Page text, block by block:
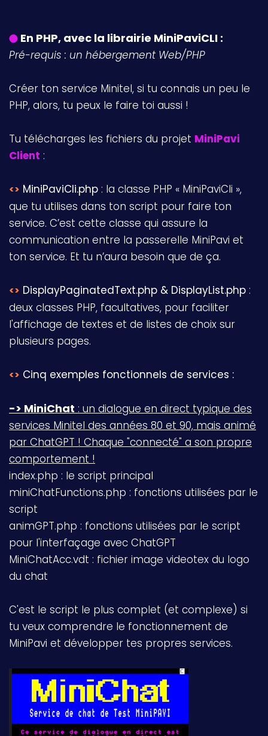
En PHP, avec la librairie MiniPaviCLI :
Pré-requis : un hébergement Web/PHP
Créer ton service Minitel, si tu connais un peu le
PHP, alors, tu peux le faire toi aussi !
Tu télécharges les fichiers du projet MiniPavi
Client :
<> MiniPaviCli.php : la classe PHP « MiniPaviCli »,
que tu utilises dans ton script pour faire ton
service. C’est cette classe qui assure la
communication entre la passerelle MiniPavi et
ton service. Et tu n’aura besoin que de ça.
<> DisplayPaginatedText.php & DisplayList.php :
deux classes PHP, facultatives, pour faciliter
l'affichage de textes et de listes de choix sur
plusieurs pages.
<> Cinq exemples fonctionnels de services :
-> MiniChat : un dialogue en direct typique des
services Minitel des années 80 et 90, mais animé
par ChatGPT ! Chaque "connecté" a son propre
comportement !
index.php : le script principal
miniChatFunctions.php : fonctions utilisées par le
script
animGPT.php : fonctions utilisées par le script
pour l'interfaçage avec ChatGPT
MiniChatAcc.vdt : fichier image videotex du logo
du chat
C'est le script le plus complet (et complexe) si
tu veux comprendre le fonctionnement de
MiniPavi et développer tes propres services.